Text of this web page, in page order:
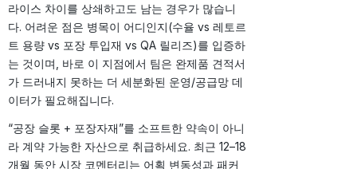
라이스 차이를 상쇄하고도 남는 경우가 많습니
다. 어려운 점은 병목이 어디인지(수율 vs 레토르
트 용량 vs 포장 투입재 vs QA 릴리즈)를 입증하
는 것이며, 바로 이 지점에서 팀은 완제품 견적서
가 드러내지 못하는 더 세분화된 운영/공급망 데
이터가 필요해집니다.
“공장 슬롯 + 포장자재”를 소프트한 약속이 아니
라 계약 가능한 자산으로 취급하세요. 최근 12–18
개월 동안 시장 코멘터리는 어획 변동성과 패커